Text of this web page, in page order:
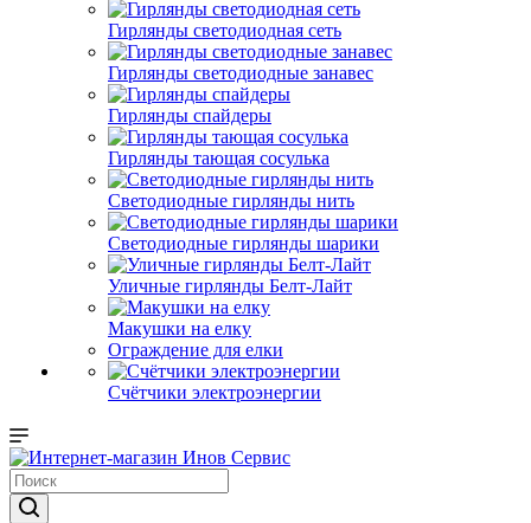
Гирлянды светодиодная сеть
Гирлянды светодиодные занавес
Гирлянды спайдеры
Гирлянды тающая сосулька
Светодиодные гирлянды нить
Светодиодные гирлянды шарики
Уличные гирлянды Белт-Лайт
Макушки на елку
Ограждение для елки
Счётчики электроэнергии